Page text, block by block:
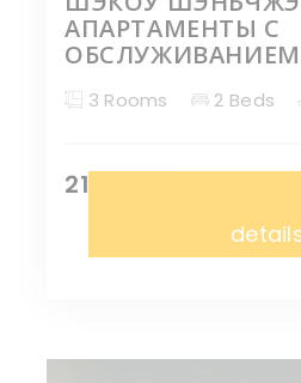
АПАРТАМЕНТЫ С
ОБСЛУЖИВАНИЕМ
3 Rooms 2 Beds
21,000 ¥